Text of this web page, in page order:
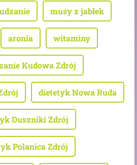
musy z jabłek
aronia witaminy
Kudowa Zdrój
dietetyk Nowa Ruda
Duszniki Zdrój
Polanica Zdrój